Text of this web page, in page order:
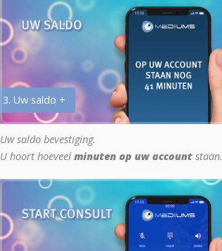
3. Uw saldo +
Uw saldo bevestiging.
U hoort hoeveel minuten op uw account staan.